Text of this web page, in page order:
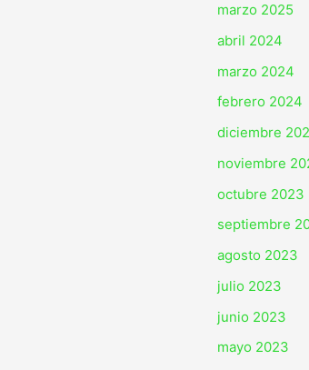
marzo 2025
abril 2024
marzo 2024
febrero 2024
diciembre
noviembre
octubre 2023
septiembre
agosto 2023
julio 2023
junio 2023
mayo 2023